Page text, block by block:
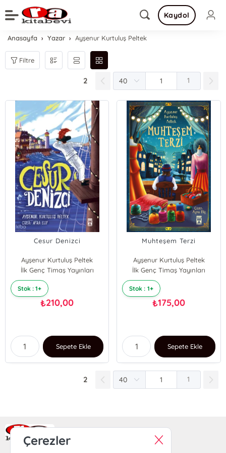
Kaydol
Anasayfa Yazar Ayşenur Kurtuluş Peltek
Filtre
2 1
Cesur Denizci
Ayşenur Kurtuluş Peltek
İlk Genç Timaş Yayınları
Stok : 1+
₺210,00
Sepete Ekle
Muhteşem Terzi
Ayşenur Kurtuluş Peltek
İlk Genç Timaş Yayınları
Stok : 1+
₺175,00
Sepete Ekle
2 1
Ra Yayın Kitabevi
Çerezler